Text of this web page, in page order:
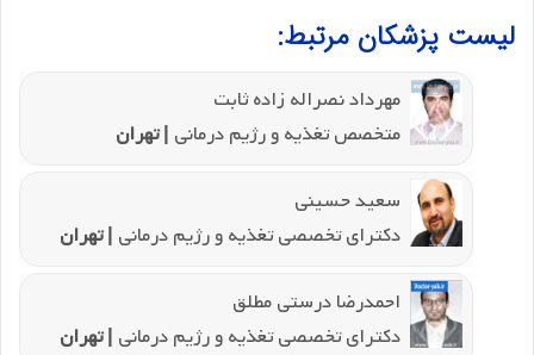
لیست پزشکان مرتبط:
مهرداد نصراله زاده ثابت
متخصص تغذیه و رژیم درمانی | تهران
سعید حسینی
دکترای تخصصی تغذیه و رژیم درمانی | تهران
احمدرضا درستی مطلق
دکترای تخصصی تغذیه و رژیم درمانی | تهران